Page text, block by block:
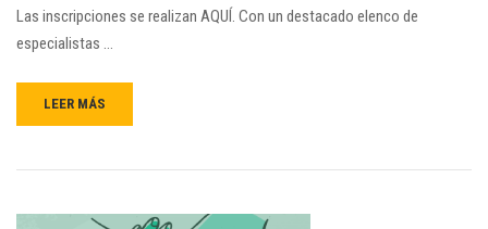
Las inscripciones se realizan AQUÍ. Con un destacado elenco de
especialistas …
LEER MÁS